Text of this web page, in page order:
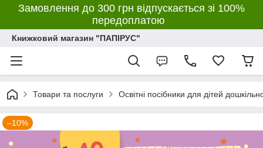
Замовлення до 300 грн відпускається зі 100%
передоплатою
Книжковий магазин "ПАПІРУС"
Товари та послуги Освітні посібники для дітей
–10%